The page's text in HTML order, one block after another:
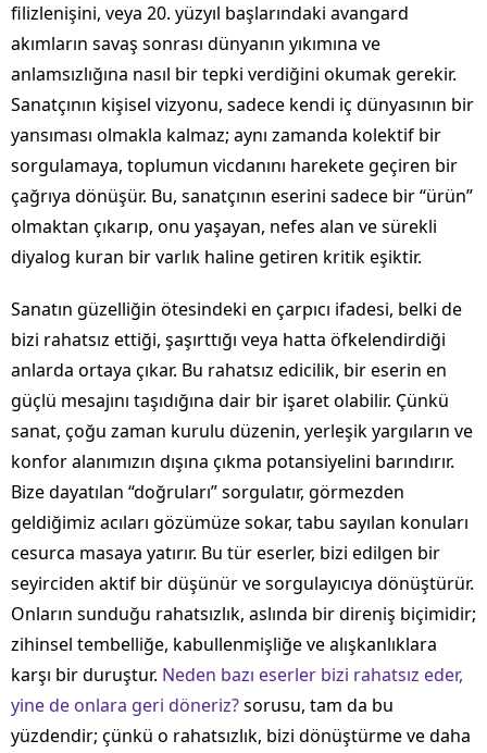
filizlenişini, veya 20. yüzyıl başlarındaki avangard
akımların savaş sonrası dünyanın yıkımına ve
anlamsızlığına nasıl bir tepki verdiğini okumak gerekir.
Sanatçının kişisel vizyonu, sadece kendi iç dünyasının bir
yansıması olmakla kalmaz; aynı zamanda kolektif bir
sorgulamaya, toplumun vicdanını harekete geçiren bir
çağrıya dönüşür. Bu, sanatçının eserini sadece bir “ürün”
olmaktan çıkarıp, onu yaşayan, nefes alan ve sürekli
diyalog kuran bir varlık haline getiren kritik eşiktir.
Sanatın güzelliğin ötesindeki en çarpıcı ifadesi, belki de
bizi rahatsız ettiği, şaşırttığı veya hatta öfkelendirdiği
anlarda ortaya çıkar. Bu rahatsız edicilik, bir eserin en
güçlü mesajını taşıdığına dair bir işaret olabilir. Çünkü
sanat, çoğu zaman kurulu düzenin, yerleşik yargıların ve
konfor alanımızın dışına çıkma potansiyelini barındırır.
Bize dayatılan “doğruları” sorgulatır, görmezden
geldiğimiz acıları gözümüze sokar, tabu sayılan konuları
cesurca masaya yatırır. Bu tür eserler, bizi edilgen bir
seyirciden aktif bir düşünür ve sorgulayıcıya dönüştürür.
Onların sunduğu rahatsızlık, aslında bir direniş biçimidir;
zihinsel tembelliğe, kabullenmişliğe ve alışkanlıklara
karşı bir duruştur. Neden bazı eserler bizi rahatsız eder,
yine de onlara geri döneriz?sorusu, tam da bu
yüzdendir; çünkü o rahatsızlık, bizi dönüştürme ve daha